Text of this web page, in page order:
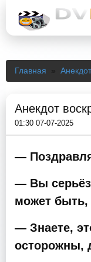
Главная »
Анекдот
01:30 07-07-2025
—
— Вы
может
— Знаете,
осторожны,